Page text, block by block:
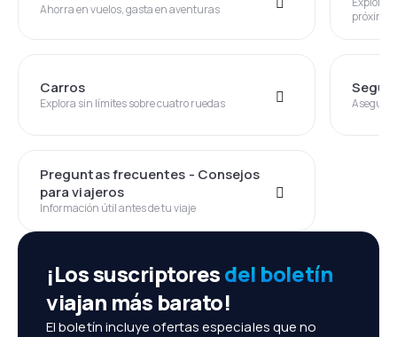
Ahorra en vuelos, gasta en aventuras
próximo
Carros
Explora sin límites sobre cuatro ruedas Asegura
Preguntas frecuentes - Consejos
para viajeros
Información útil antes de tu viaje
¡Los suscriptoresdel boletín
viajan más barato!
El boletín incluye ofertas especiales que no